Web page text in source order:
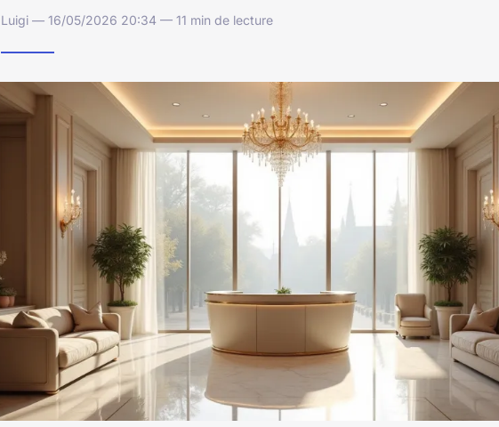
Luigi — 16/05/2026 20:34 — 11 min de lecture